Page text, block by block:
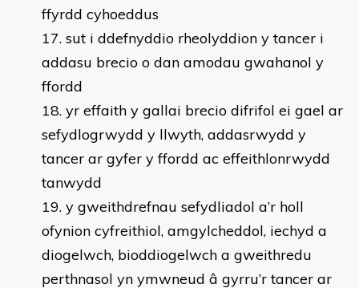
ffyrdd cyhoeddus
sut i ddefnyddio rheolyddion y tancer i
addasu brecio o dan amodau gwahanol y
ffordd
yr effaith y gallai brecio difrifol ei gael ar
sefydlogrwydd y llwyth, addasrwydd y
tancer ar gyfer y ffordd ac effeithlonrwydd
tanwydd
y gweithdrefnau sefydliadol a’r holl
ofynion cyfreithiol, amgylcheddol, iechyd a
diogelwch, bioddiogelwch a gweithredu
perthnasol yn ymwneud â gyrru’r tancer ar